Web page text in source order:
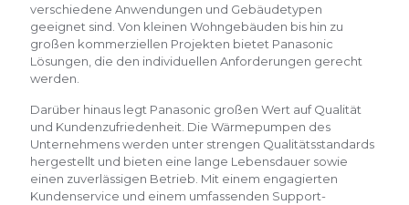
verschiedene Anwendungen und Gebäudetypen
geeignet sind. Von kleinen Wohngebäuden bis hin zu
großen kommerziellen Projekten bietet Panasonic
Lösungen, die den individuellen Anforderungen gerecht
werden.
Darüber hinaus legt Panasonic großen Wert auf Qualität
und Kundenzufriedenheit. Die Wärmepumpen des
Unternehmens werden unter strengen Qualitätsstandards
hergestellt und bieten eine lange Lebensdauer sowie
einen zuverlässigen Betrieb. Mit einem engagierten
Kundenservice und einem umfassenden Support-